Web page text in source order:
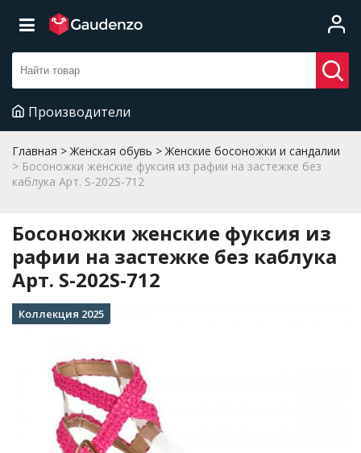
Производители
Главная Женская обувь
Женские босоножки и сандалии
Босоножки женские фуксия из рафии на застежке без
каблука Арт. S-202S-712
Босоножки женские фуксия из
рафии на застежке без каблука
Арт. S-202S-712
Коллекция 2025